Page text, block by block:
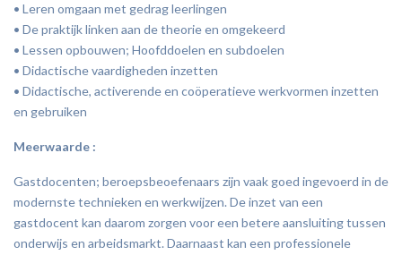
• Leren omgaan met gedrag leerlingen
• De praktijk linken aan de theorie en omgekeerd
• Lessen opbouwen; Hoofddoelen en subdoelen
• Didactische vaardigheden inzetten
• Didactische, activerende en coöperatieve werkvormen inzetten
en gebruiken
Meerwaarde :
Gastdocenten; beroepsbeoefenaars zijn vaak goed ingevoerd in de
modernste technieken en werkwijzen. De inzet van een
gastdocent kan daarom zorgen voor een betere aansluiting tussen
onderwijs en arbeidsmarkt. Daarnaast kan een professionele